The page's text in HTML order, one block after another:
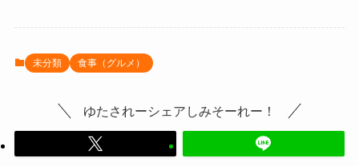
未分類 食事（グルメ）
ゆたされーシェアしみそーれー！